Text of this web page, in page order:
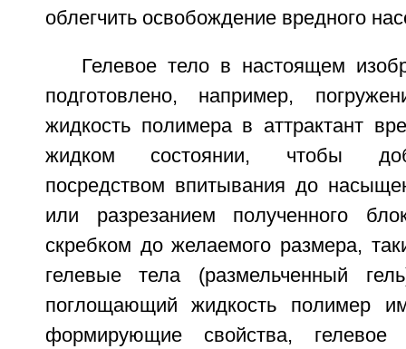
облегчить освобождение вредного
Гелевое тело в настоящем
подготовлено, например,
жидкость полимера в аттрактант
жидком состоянии, чтобы
посредством впитывания до
или разрезанием полученного
скребком до желаемого размера,
гелевые тела (размельченный
поглощающий жидкость полимер
формирующие свойства,